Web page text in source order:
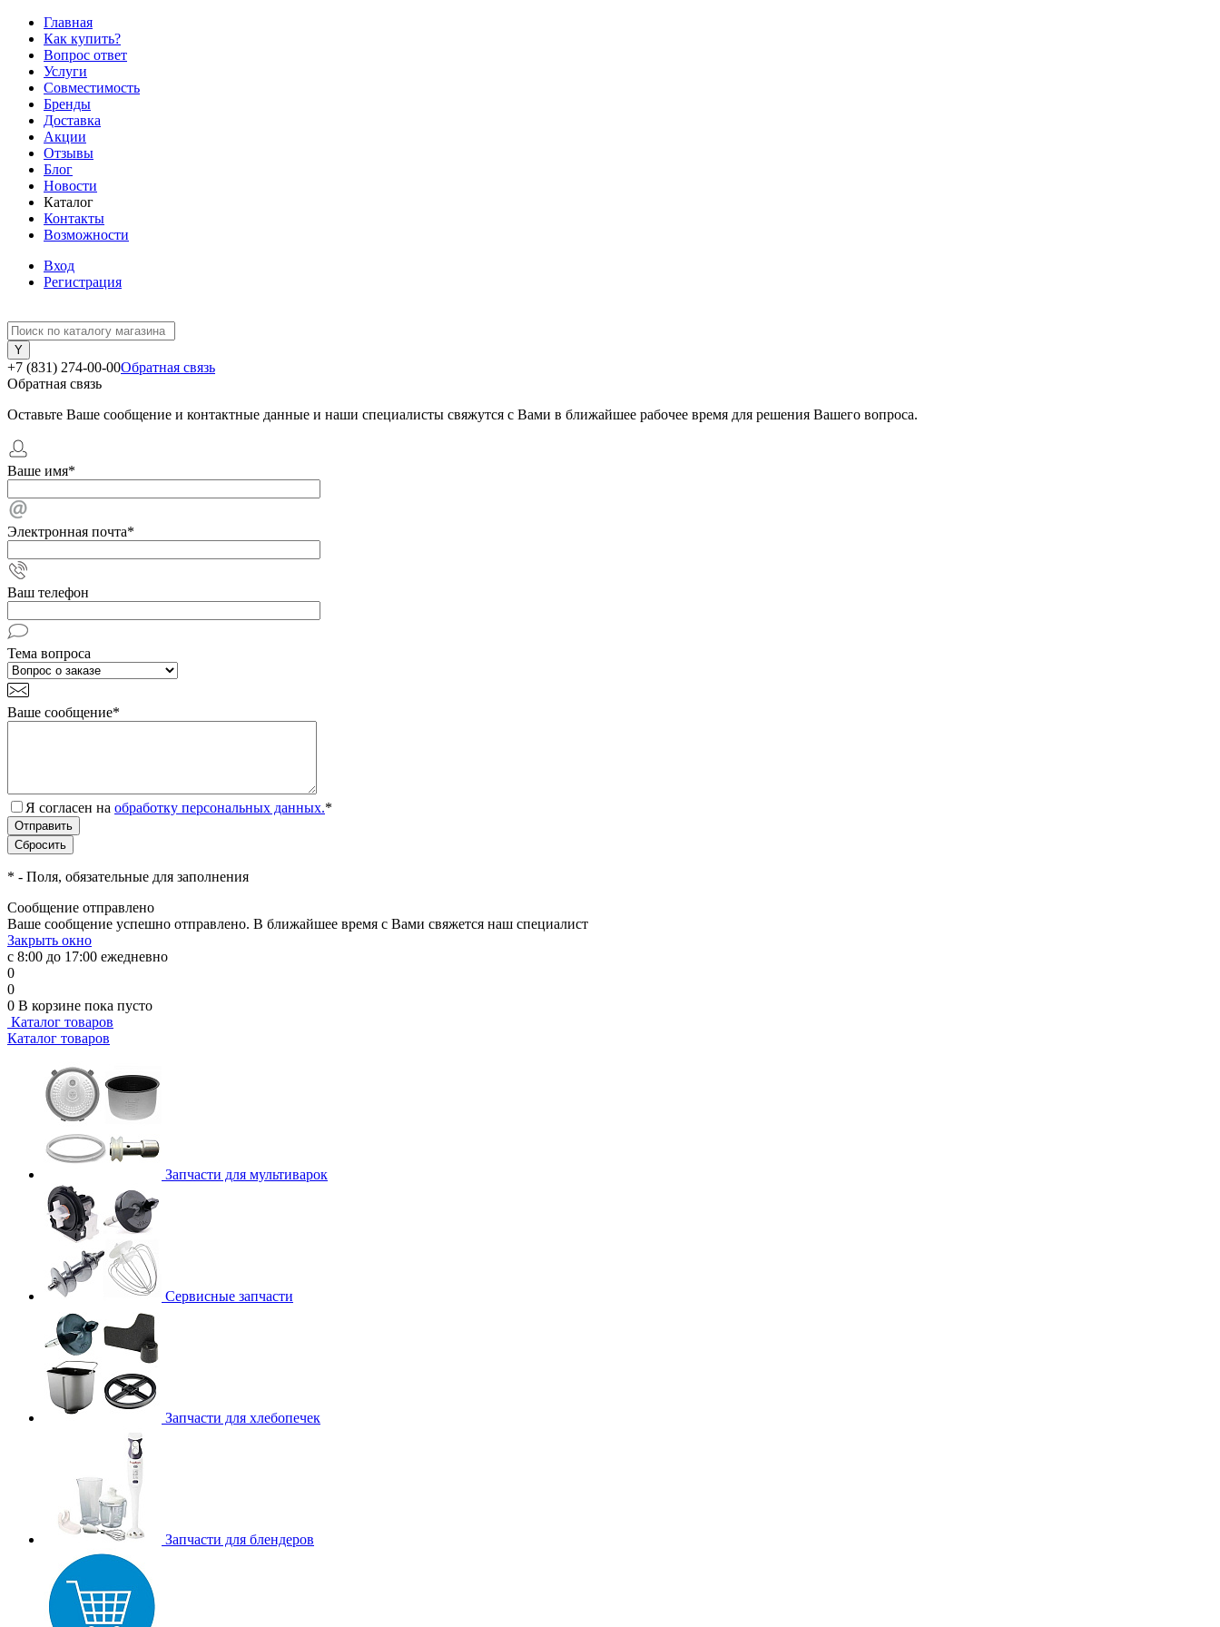
Главная
Как купить?
Вопрос ответ
Услуги
Совместимость
Бренды
Доставка
Акции
Отзывы
Блог
Новости
Каталог
Контакты
Возможности
Вход
Регистрация
+7 (831) 274-00-00Обратная связь
Обратная связь
Оставьте Ваше сообщение и контактные данные и наши специалисты свяжутся с Вами в ближайшее рабочее время для решения Вашего вопроса.
Ваше имя*
Электронная почта*
Ваш телефон
Тема вопроса
Ваше сообщение*
Я согласен на обработку персональных данных.*
* - Поля, обязательные для заполнения
Сообщение отправлено
Ваше сообщение успешно отправлено. В ближайшее время с Вами свяжется наш специалист
Закрыть окно
с 8:00 до 17:00 ежедневно
0
0
0 В корзине пока пусто
Каталог товаров
Каталог товаров
Запчасти для мультиварок
Сервисные запчасти
Запчасти для хлебопечек
Запчасти для блендеров